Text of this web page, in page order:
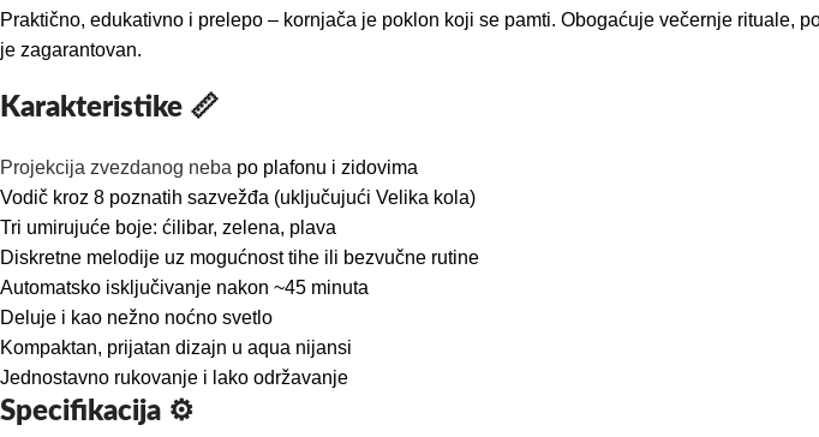
Praktično, edukativno i prelepo – kornjača je poklon koji se pamti. Obogaćuje večernje rituale,
je zagarantovan.
Karakteristike 📏
Projekcija zvezdanog neba po plafonu i zidovima
Vodič kroz 8 poznatih sazvežđa (uključujući Velika kola)
Tri umirujuće boje: ćilibar, zelena, plava
Diskretne melodije uz mogućnost tihe ili bezvučne rutine
Automatsko isključivanje nakon ~45 minuta
Deluje i kao nežno noćno svetlo
Kompaktan, prijatan dizajn u aqua nijansi
Jednostavno rukovanje i lako održavanje
Specifikacija ⚙️